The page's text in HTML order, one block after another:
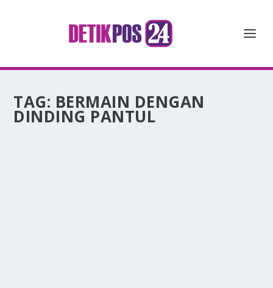
TAG: BERMAIN DENGAN
DINDING PANTUL